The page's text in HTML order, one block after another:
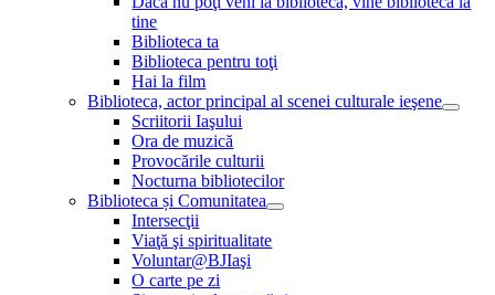
tine
Biblioteca ta
Biblioteca pentru toţi
Hai la film
Biblioteca, actor principal al scenei culturale ieşene
Scriitorii Iaşului
Ora de muzică
Provocările culturii
Nocturna bibliotecilor
Biblioteca și Comunitatea
Intersecţii
Viaţă şi spiritualitate
Voluntar@BJIaşi
O carte pe zi